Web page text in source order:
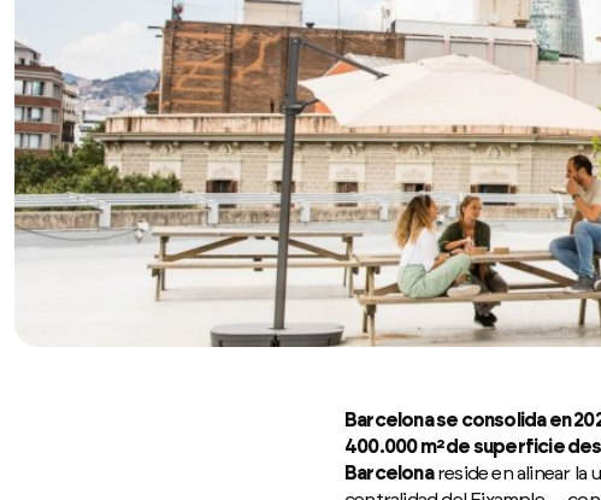
Barcelona se consolida en
400.000 m² de superficie
Barcelonareside en alinear la